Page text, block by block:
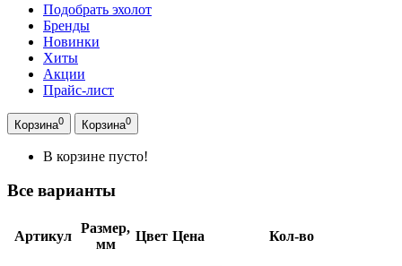
Подобрать эхолот
Бренды
Новинки
Хиты
Акции
Прайс-лист
Корзина0 Корзина0
В корзине пусто!
Все варианты
Артикул
Размер,
мм
Цвет Цена Кол-во